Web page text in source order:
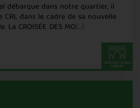
débarque dans notre quartier, il
dans le cadre de sa nouvelle
CROISÉE DES MO(...)